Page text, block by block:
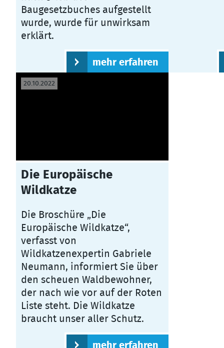
Baugesetzbuches aufgestellt
wurde, wurde für unwirksam
erklärt.
mehr erfahren
20.10.2022
Die Europäische
Wildkatze
Die Broschüre „Die
Europäische Wildkatze“,
verfasst von
Wildkatzenexpertin Gabriele
Neumann, informiert Sie über
den scheuen Waldbewohner,
der nach wie vor auf der Roten
Liste steht. Die Wildkatze
braucht unser aller Schutz.
mehr erfahren